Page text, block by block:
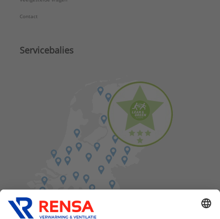
Contact
Servicebalies